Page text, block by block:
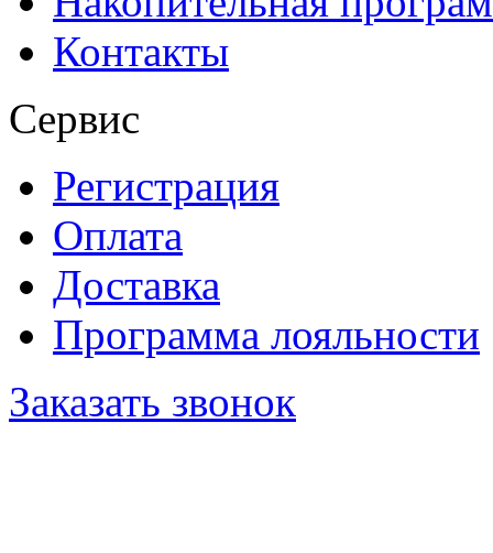
Контакты
Сервис
Регистрация
Оплата
Доставка
Программа лояльности
Заказать звонок